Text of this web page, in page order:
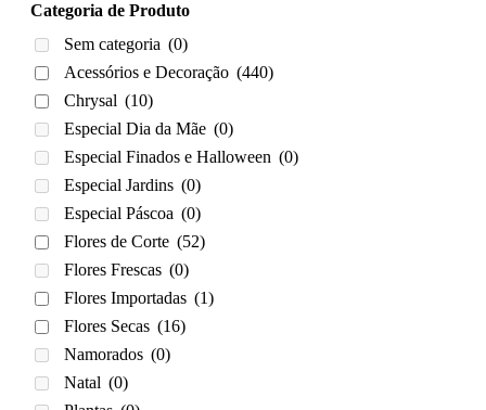
Categoria de Produto
Sem categoria (0)
Acessórios e Decoração (440)
Chrysal (10)
Especial Dia da Mãe (0)
Especial Finados e Halloween (0)
Especial Jardins (0)
Especial Páscoa (0)
Flores de Corte (52)
Flores Frescas (0)
Flores Importadas (1)
Flores Secas (16)
Namorados (0)
Natal (0)